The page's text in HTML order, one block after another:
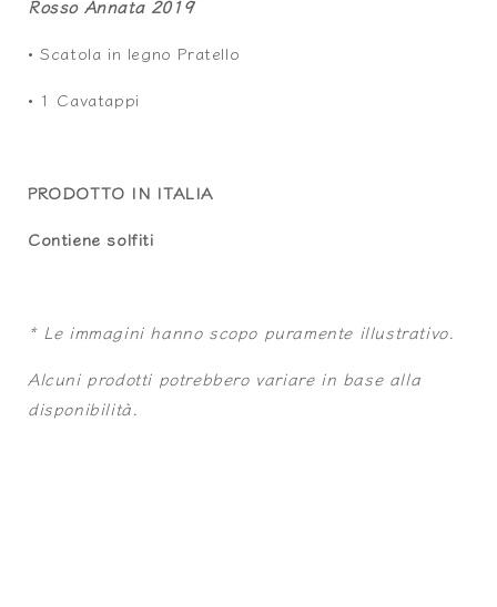
Rosso Annata 2019
•Scatola in legno Pratello
• 1 Cavatappi
PRODOTTO IN ITALIA
Contiene solfiti
* Le immagini hanno scopo puramente illustrativo.
Alcuni prodotti potrebbero variare in base alla
disponibilità.